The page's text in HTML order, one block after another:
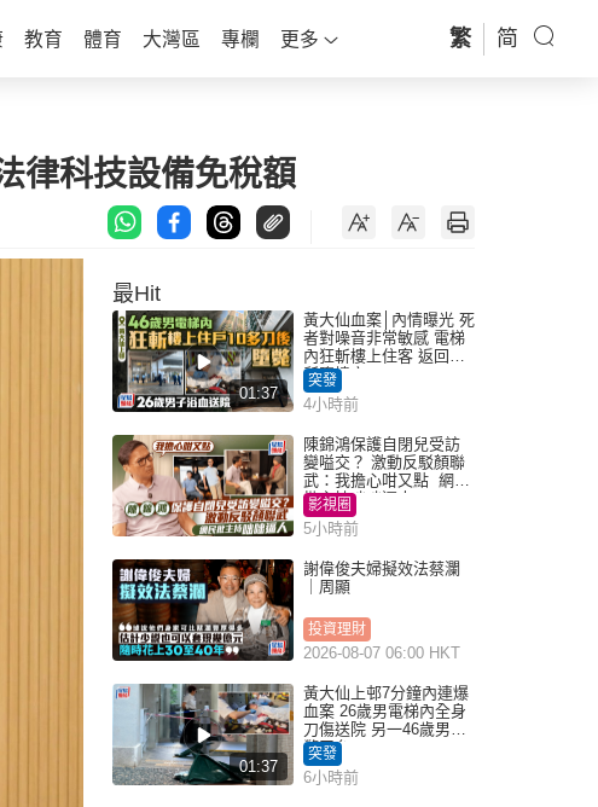
教育 體育 大灣區 專欄 更多 繁 简
律科技設備免稅額
最Hit
01:37
黃大仙血案│內情曝光 死
者對噪音非常敏感 電梯
內狂斬樓上住客 返回住
所墮樓亡
突發
4小時前
陳錦鴻保護自閉兒受訪
變嗌交？ 激動反駁顏聯
武：我擔心咁又點 網民
批主持咄咄逼人
影視圈
5小時前
謝偉俊夫婦擬效法蔡瀾
｜周顯
投資理財
2026-08-07 06:00 HKT
01:37
黃大仙上邨7分鐘內連爆
血案 26歲男電梯內全身
刀傷送院 另一46歲男倒
斃平台
突發
6小時前